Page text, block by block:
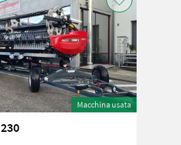
Macchina usata